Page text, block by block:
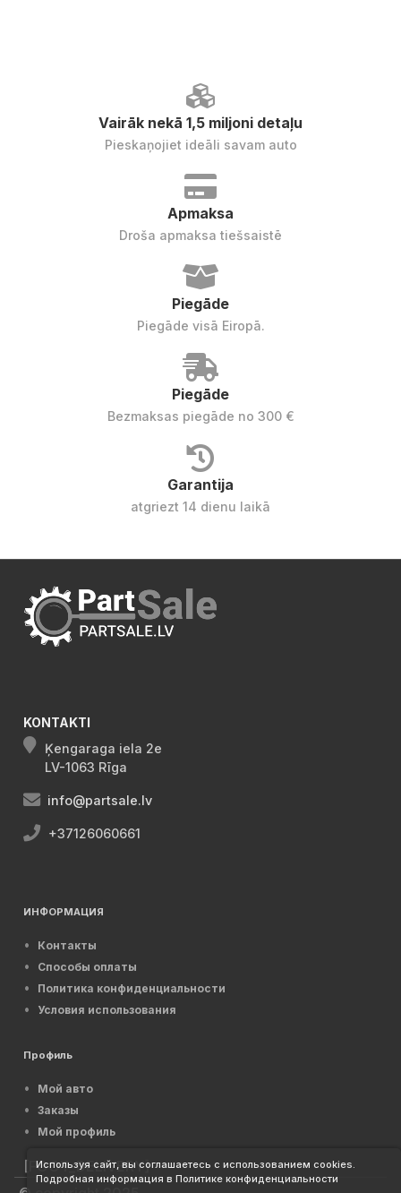
Vairāk nekā 1,5 miljoni detaļu
Pieskaņojiet ideāli savam auto
Apmaksa
Droša apmaksa tiešsaistē
Piegāde
Piegāde visā Eiropā.
Piegāde
Bezmaksas piegāde no 300 €
Garantija
atgriezt 14 dienu laikā
KONTAKTI
Ķengaraga iela 2e
LV-1063 Rīga
info@partsale.lv
+37126060661
ИНФОРМАЦИЯ
Контакты
Способы оплаты
Политика конфиденциальности
Условия использования
Профиль
Мой авто
Заказы
Мой профиль
[FOOT_DELIVERY]
Используя сайт, вы соглашаетесь с использованием cookies.
Подробная информация в Политике конфиденциальности